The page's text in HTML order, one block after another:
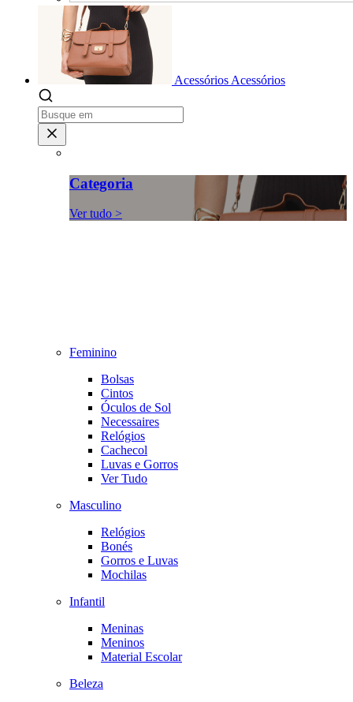
Acessórios Acessórios
Categoria
Ver tudo >
Feminino
Bolsas
Cintos
Óculos de Sol
Necessaires
Relógios
Cachecol
Luvas e Gorros
Ver Tudo
Masculino
Relógios
Bonés
Gorros e Luvas
Mochilas
Infantil
Meninas
Meninos
Material Escolar
Beleza